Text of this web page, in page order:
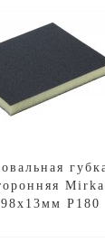
Mirka
P180